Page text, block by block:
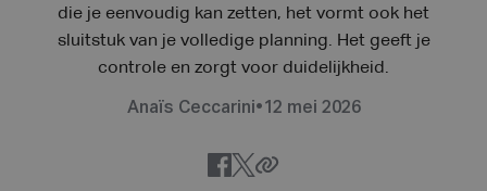
die je eenvoudig kan zetten, het vormt ook het
sluitstuk van je volledige planning. Het geeft je
controle en zorgt voor duidelijkheid.
Anaïs Ceccarini•12 mei 2026